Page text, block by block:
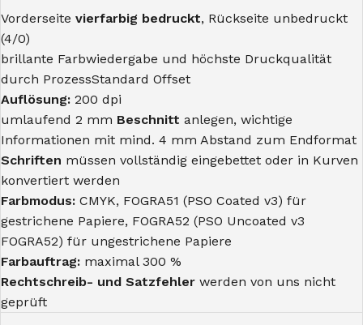
Vorderseite vierfarbig bedruckt, Rückseite unbedruckt
(4/0)
brillante Farbwiedergabe und höchste Druckqualität
durch ProzessStandard Offset
Auflösung: 200 dpi
umlaufend 2 mm Beschnitt anlegen, wichtige
Informationen mit mind. 4 mm Abstand zum Endformat
Schriften müssen vollständig eingebettet oder in Kurven
konvertiert werden
Farbmodus: CMYK, FOGRA51 (PSO Coated v3) für
gestrichene Papiere, FOGRA52 (PSO Uncoated v3
FOGRA52) für ungestrichene Papiere
Farbauftrag: maximal 300 %
Rechtschreib- und Satzfehler werden von uns nicht
geprüft